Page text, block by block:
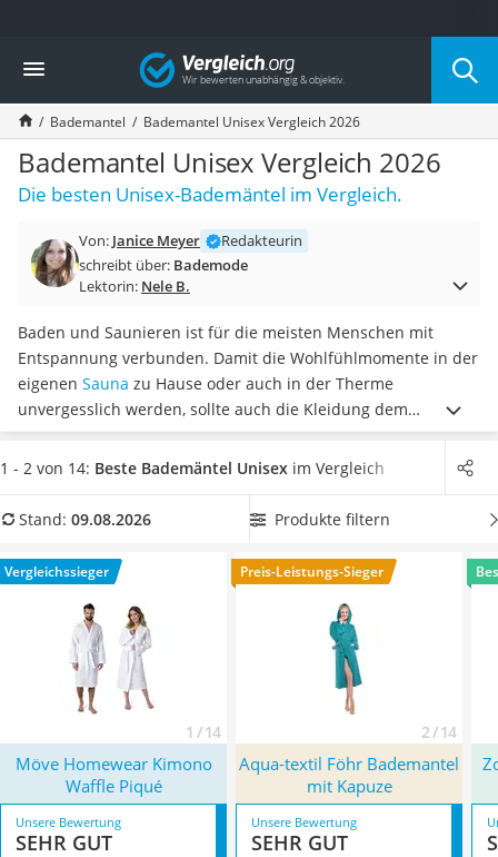
Die beliebtesten Vergleiche nach Kategorie
Mode
Boxershorts
Cellulite-Leggings
Herrensocken
Polarisierte Sonnenbrille
Hausschuhe Herren
Suunto-Uhr
Überzieh-Sonnenbrille
Sneaker Herren
Geldbörse Herren
Knirps-Regenschirm
Periodenunterwäsche
RFID-Schutzkarte
Motorradbrillen
Ausweishülle
Beheizbare Handschuhe
Gesundheitsschuhe
Vergleich
Bademantel Bademantel Unisex Vergleich 2026
Bademantel Unisex Vergleich 2026
Die besten Unisex-Bademäntel im Vergleich.
Von: Janice Meyer
Redakteurin
schreibt über: Bademode
Lektorin: Nele B.
Baden und Saunieren ist für die meisten Menschen mit
Entspannung verbunden. Damit die Wohlfühlmomente in der
eigenen Sauna zu Hause oder auch in der Therme
unvergesslich werden, sollte auch die Kleidung dem
Wohlgefühl entsprechen. Wählen Sie jetzt einenUnisex-
Bademantel aus unserem Vergleich. Achten Sie dabei auf
Grad . So bleibt der Bademantel hygienisch rein und dem
nichts mehr im Wege. Überzeugt hat uns hier im August 2026
besonders das Modell
Möve Homewear Kimono Waffle Piqué*
mit seinen Eigenschaften.
1 - 2 von 14: Beste Bademäntel Unisex im Vergleich
Stand: 09.08.2026 Produkte filtern
Vergleichssieger
1 / 14
Preis-Leistungs-Sieger
2 / 14
Möve Homewear Kimono
Waffle Piqué
Aqua-textil Föhr Bademantel
mit Kapuze
Unsere Bewertung
SEHR GUT
Unsere Bewertung
SEHR GUT